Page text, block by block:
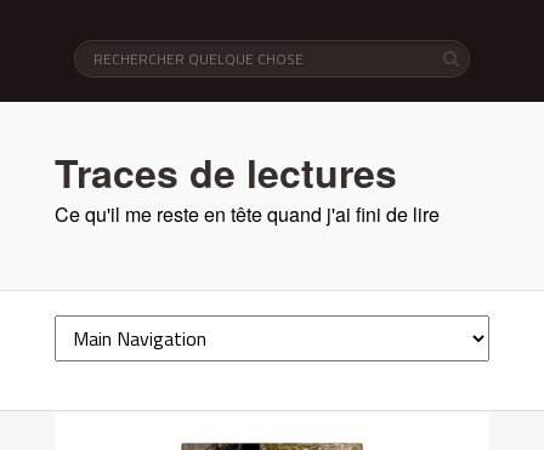
Traces de lectures
Ce qu'il me reste en tête quand j'ai fini de lire